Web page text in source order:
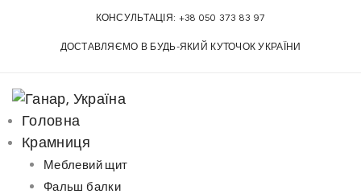
o
c
КОНСУЛЬТАЦІЯ: +38 050 373 83 97
ДОСТАВЛЯЄМО В БУДЬ-ЯКИЙ КУТОЧОК УКРАЇНИ
Головна
Крамниця
Меблевий щит
Фальш балки